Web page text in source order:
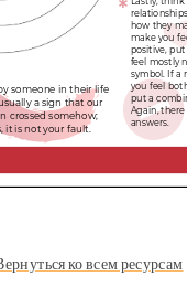
ко всем ресурсам